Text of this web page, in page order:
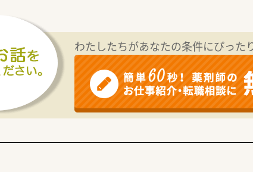
依頼も増加している為、個人在宅中心に関わりたい方に
務や、週5日・35時間勤務などライフスタイルに合わせ
地域医療への貢献を目指している地元密着型の企業です。
、すべての店舗で施設や個人宅への訪問を実施していま
く従業員の視点を大切にした薬局運営を行っています。
験を豊富にできる法人です。
わたしたちがあなたの条件にぴった